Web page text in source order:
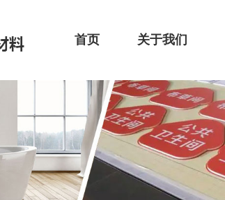
首页 关于我们